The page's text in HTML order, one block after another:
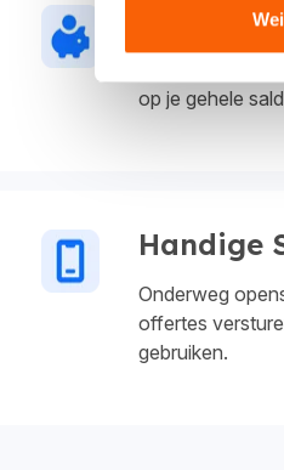
Zakelijke
op je gehele
Handige
Onderweg
offertes
gebruiken.